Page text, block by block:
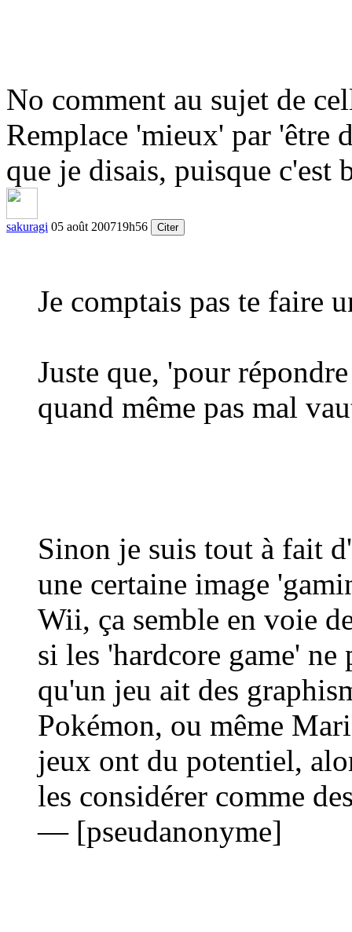
No comment au sujet de
Remplace 'mieux' par 'être
que je disais, puisque c'est
sakuragi 05 août 200719h56 Citer
Je comptais pas te faire
Juste que, 'pour
quand même pas mal
Sinon je suis tout à fait
une certaine image
Wii, ça semble en voie
si les 'hardcore game' ne
qu'un jeu ait des
Pokémon, ou même
jeux ont du potentiel,
les considérer comme
— [pseudanonyme]